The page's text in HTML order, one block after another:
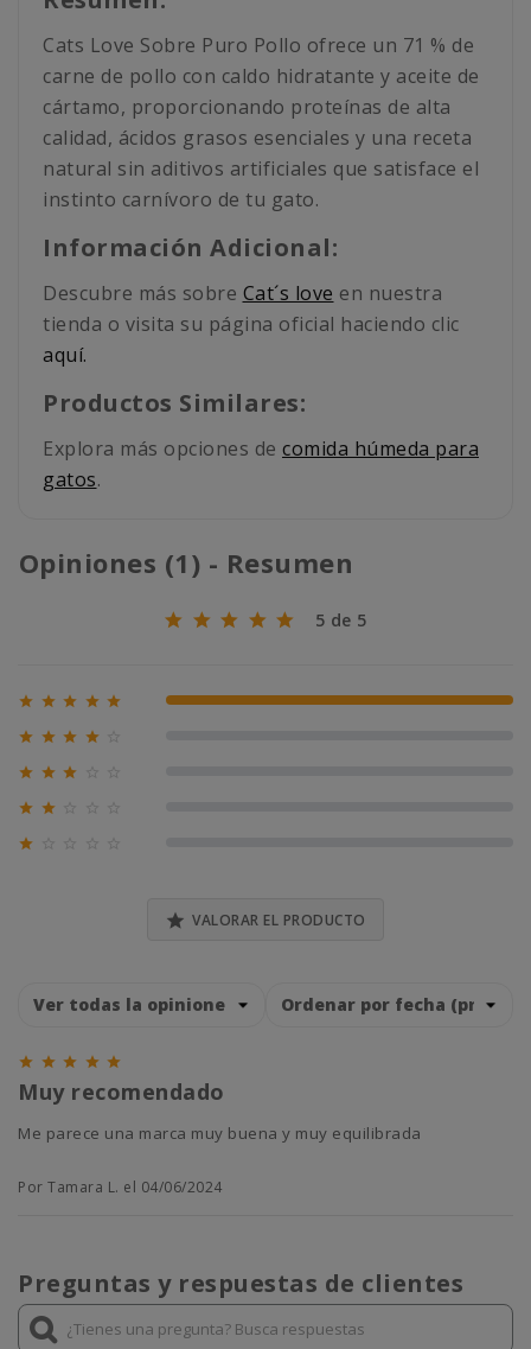
Cats Love Sobre Puro Pollo ofrece un 71 % de
carne de pollo con caldo hidratante y aceite de
cártamo, proporcionando proteínas de alta
calidad, ácidos grasos esenciales y una receta
natural sin aditivos artificiales que satisface el
instinto carnívoro de tu gato.
Información Adicional:
Descubre más sobre Cat´s love en nuestra
tienda o visita su página oficial haciendo clic
aquí.
Productos Similares:
Explora más opciones de comida húmeda para
gatos.
Opiniones (1) - Resumen
5 de 5
     100% (1)
   
  
 

 VALORAR EL PRODUCTO
    
Muy recomendado
Me parece una marca muy buena y muy equilibrada
Por Tamara L. el 04/06/2024
Preguntas y respuestas de clientes